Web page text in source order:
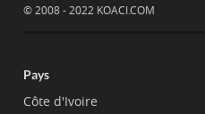
© 2008 - 2022 KOACI.COM
Pays
Côte d'Ivoire